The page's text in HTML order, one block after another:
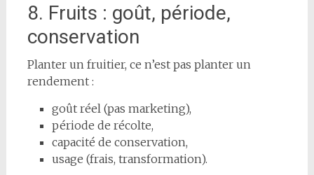
8. Fruits : goût, période,
conservation
Planter un fruitier, ce n’est pas planter un
rendement :
goût réel (pas marketing),
période de récolte,
capacité de conservation,
usage (frais, transformation).